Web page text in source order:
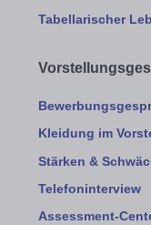
Tabellarischer
Kleidung im
Stärken &
Telefoninterview
Assessment-